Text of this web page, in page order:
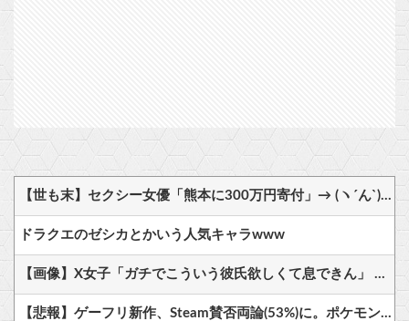
【世も末】セクシー女優「熊本に300万円寄付」→ (ヽ´ん`)「汚い金でもありがとう」
ドラクエのゼシカとかいう人気キャラwww
【画像】X女子「ガチでこういう彼氏欲しくて息できん」 2000万バズ
【悲報】ゲーフリ新作、Steam賛否両論(53%)に。ポケモンで磨いた技術力…